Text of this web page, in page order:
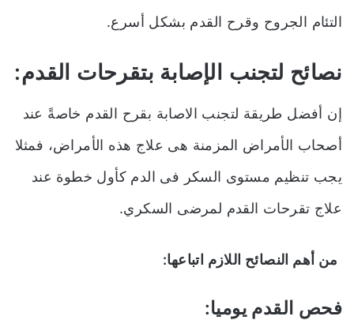
التئام الجروح وقرح القدم بشكل أسرع.
نصائح لتجنب الإصابة بتقرحات القدم:
إن أفضل طريقة لتجنب الاصابة بقرح القدم خاصةً عند
أصحاب الأمراض المزمنة هى علاج هذه الأمراض، فمثلا
يجب تنظيم مستوى السكر فى الدم كأول خطوة عند
علاج تقرحات القدم لمرضى السكري.
من أهم النصائح اللازم اتباعها:
فحص القدم يوميا: